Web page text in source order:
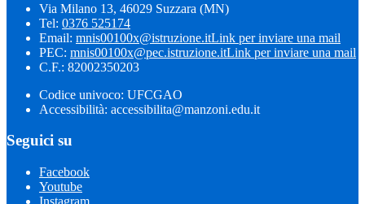
Via Milano 13, 46029 Suzzara (MN)
Tel: 0376 525174
Email: mnis00100x@istruzione.itLink per inviare una mail
PEC: mnis00100x@pec.istruzione.itLink per inviare una mail
C.F.: 82002350203
Codice univoco: UFCGAO
Accessibilità: accessibilita@manzoni.edu.it
Seguici su
Facebook
Youtube
Instagram